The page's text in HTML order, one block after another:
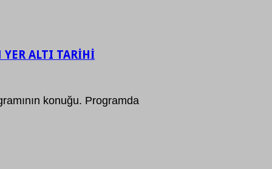
YER ALTI TARİHİ
konuğu. Programda